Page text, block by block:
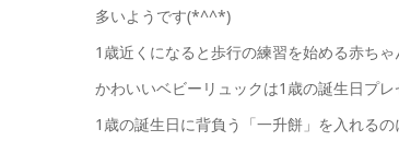
多いようです(*^^*)
1歳近くになると歩行の練習を始める赤ち
かわいいベビーリュックは1歳の誕生日プレ
1歳の誕生日に背負う「一升餅」を入れる